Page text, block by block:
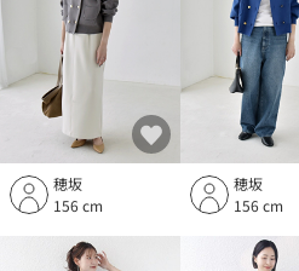
穂坂
156 cm
穂坂
156 cm